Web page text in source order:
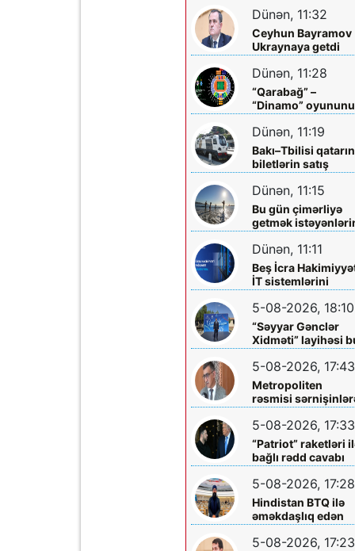
salındılar
Dünən, 11:32
Ceyhun Bayramov
Ukraynaya getdi
Dünən, 11:28
“Qarabağ” –
“Dinamo”
biletləri satışa
çıxarılır
Dünən, 11:19
Bakı–Tbilisi
biletlərin satış
müddəti artırılır
Dünən, 11:15
Bu gün çimərliyə
getmək
diqqətinə!
Dünən, 11:11
Beş İcra
İT sistemlərini
“Hökumət
buludu”na köçürdü
5-08-2026, 18:10
“Səyyar Gənclər
Xidməti” layihəsi
dəfə
5-08-2026, 17:43
Metropoliten
rəsmisi
çıxış yolu göstərdi
5-08-2026, 17:33
“Patriot” raketləri
bağlı rədd cavabı
aldı
5-08-2026, 17:28
Hindistan BTQ ilə
əməkdaşlıq edən
hüquq
təhdid edib
5-08-2026, 17:23